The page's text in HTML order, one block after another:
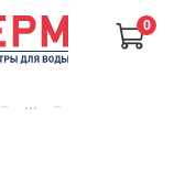
0
...